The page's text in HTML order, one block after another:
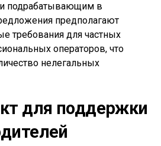
подрабатывающим в
предполагают
требования для частных
операторов, что
нелегальных
для поддержки